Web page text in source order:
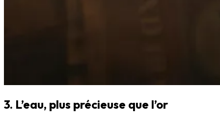
3. L’eau, plus précieuse que l’or